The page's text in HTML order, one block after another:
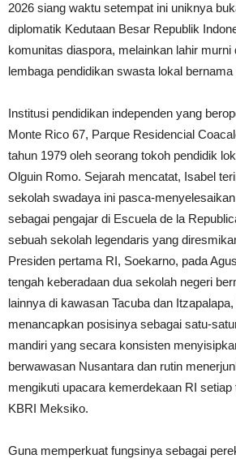
2026 siang waktu setempat ini uniknya
diplomatik Kedutaan Besar Republik
komunitas diaspora, melainkan lahir
lembaga pendidikan swasta lokal
Institusi pendidikan independen yang
Monte Rico 67, Parque Residencial
tahun 1979 oleh seorang tokoh pendidik
Olguin Romo. Sejarah mencatat, Isabel
sekolah swadaya ini pasca-
sebagai pengajar di Escuela de la
sebuah sekolah legendaris yang
Presiden pertama RI, Soekarno, pada
tengah keberadaan dua sekolah negeri
lainnya di kawasan Tacuba dan
menancapkan posisinya sebagai satu-
mandiri yang secara konsisten
berwawasan Nusantara dan rutin
mengikuti upacara kemerdekaan RI setiap
KBRI Meksiko.
Guna memperkuat fungsinya sebagai